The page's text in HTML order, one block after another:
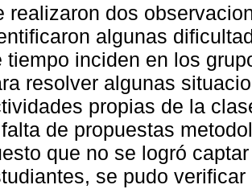
realizaron dos
algunas
tiempo inciden en los
resolver algunas
propias de la
de propuestas
que no se logró
se pudo verificar